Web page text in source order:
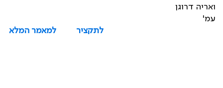
ואריה דרוגן
עמ'
לתקציר
למאמר המלא